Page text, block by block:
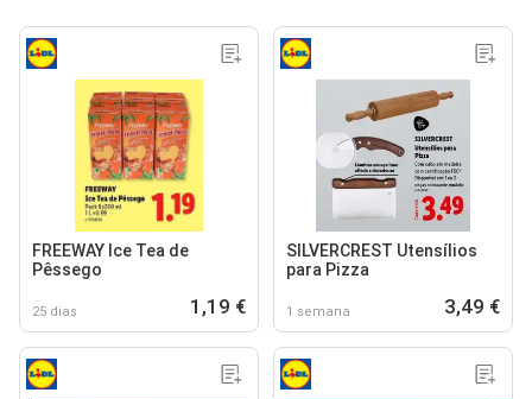
FREEWAY Ice Tea de
Pêssego
25 dias 1,19 €
SILVERCREST Utensílios
para Pizza
1 semana 3,49 €